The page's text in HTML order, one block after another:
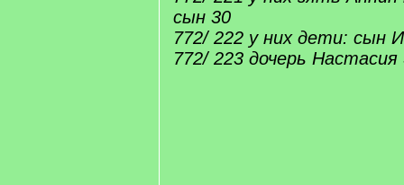
сын 30
772/ 222 у них дети: сын
772/ 223 дочерь Настасия